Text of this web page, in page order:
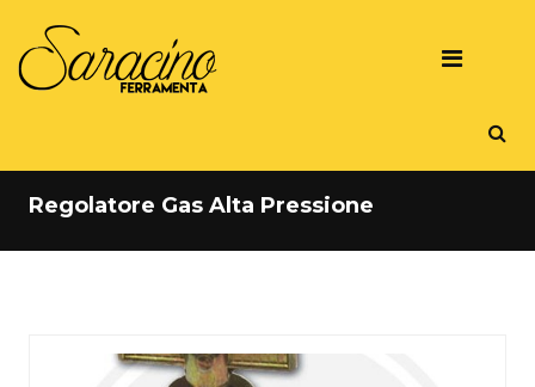
Regolatore Gas Alta Pressione